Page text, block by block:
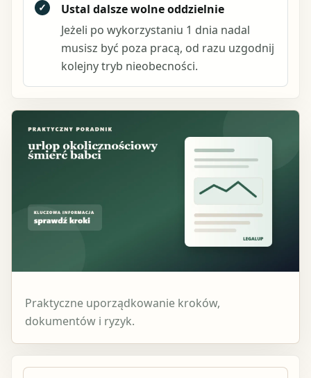
✓
Ustal dalsze wolne oddzielnie
Jeżeli po wykorzystaniu 1 dnia nadal
musisz być poza pracą, od razu uzgodnij
kolejny tryb nieobecności.
Praktyczne uporządkowanie kroków,
dokumentów i ryzyk.